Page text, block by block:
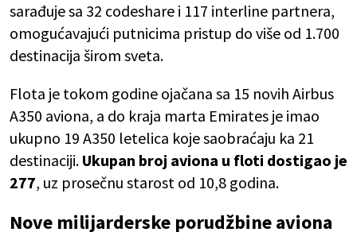
sarađuje sa 32 codeshare i 117 interline partnera,
omogućavajući putnicima pristup do više od 1.700
destinacija širom sveta.
Flota je tokom godine ojačana sa 15 novih Airbus
A350 aviona, a do kraja marta Emirates je imao
ukupno 19 A350 letelica koje saobraćaju ka 21
destinaciji. Ukupan broj aviona u floti dostigao je
277, uz prosečnu starost od 10,8 godina.
Nove milijarderske porudžbine aviona